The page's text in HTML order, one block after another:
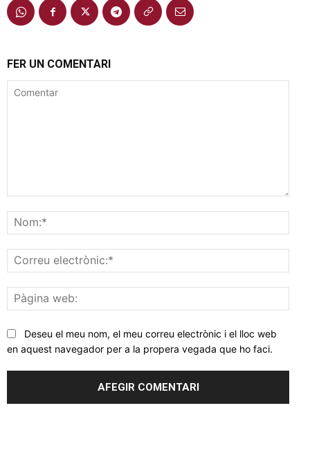
FER UN COMENTARI
web:
Deseu el meu nom, el meu correu electrònic i el lloc web
en aquest navegador per a la propera vegada que ho faci.